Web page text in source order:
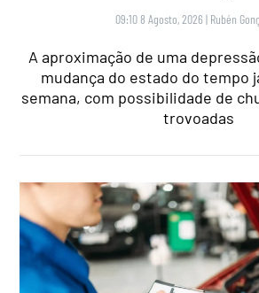
09:10 8 Agosto, 2026 | Rubén
A aproximação de uma
mudança do estado do tempo
semana, com possibilidade de
trovoadas